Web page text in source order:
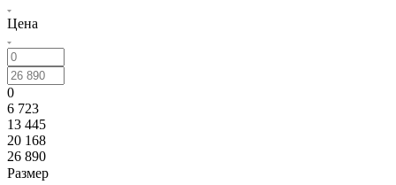
Цена
0
6 723
13 445
20 168
26 890
Размер